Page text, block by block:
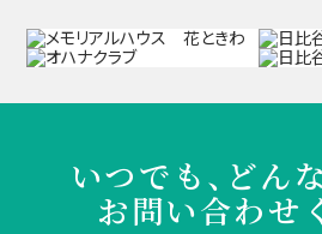
いつでも、どん
お問い合わせ